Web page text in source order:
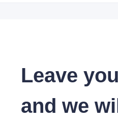
Leave
and we